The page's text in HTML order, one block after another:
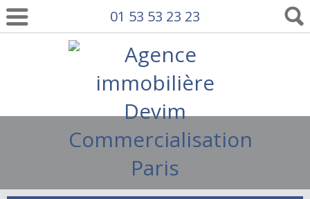
01 53 53 23 23